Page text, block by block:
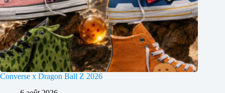
Converse x Dragon Ball Z 2026